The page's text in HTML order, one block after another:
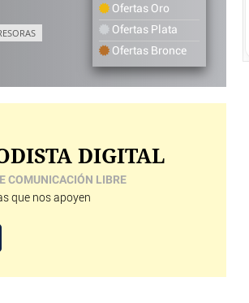
Ofertas Oro
Ofertas Plata
Ofertas Bronce
DIGITAL
COMUNICACIÓN LIBRE
que nos apoyen